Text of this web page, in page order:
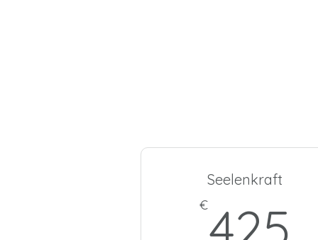
Seelenkraft
€